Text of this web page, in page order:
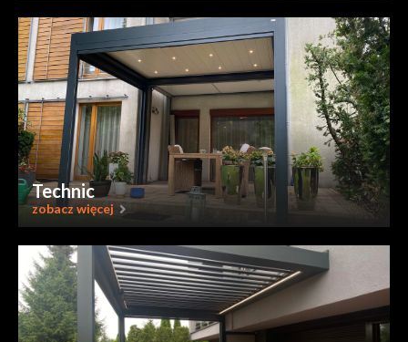
Technic
zobacz więcej